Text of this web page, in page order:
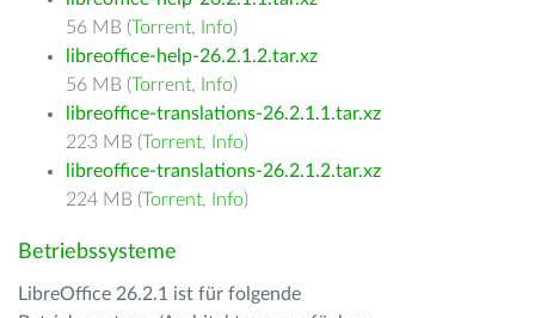
56 MB (Torrent, Info)
libreoffice-help-26.2.1.2.tar.xz
56 MB (Torrent, Info)
libreoffice-translations-26.2.1.1.tar.xz
223 MB (Torrent, Info)
libreoffice-translations-26.2.1.2.tar.xz
224 MB (Torrent, Info)
Betriebssysteme
LibreOffice 26.2.1 ist für folgende